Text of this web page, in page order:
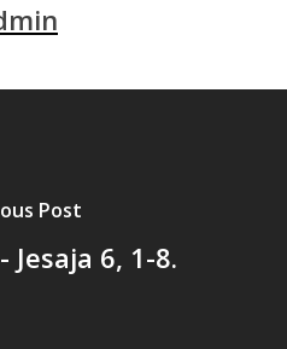
Post
Jesaja 6, 1-8.